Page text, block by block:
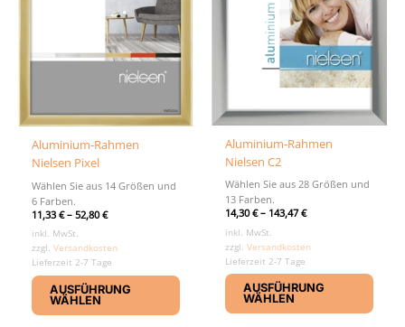
werden
Aluminium-Rahmen
Nielsen Pixel
Wählen Sie aus 14 Größen und
6 Farben.
11,33€–52,80€
inkl. MwSt.
zzgl.Versandkosten
Lieferzeit 2-7 Tage
AUSFÜHRUNG
WÄHLEN
Dieses
weist
Aluminium-Rahmen
Nielsen C2
Wählen Sie aus 28 Größen und
13 Farben.
14,30€– 143,47€
inkl. MwSt.
zzgl.Versandkosten
Lieferzeit 2-7 Tage
AUSFÜHRUNG
WÄHLEN
weist